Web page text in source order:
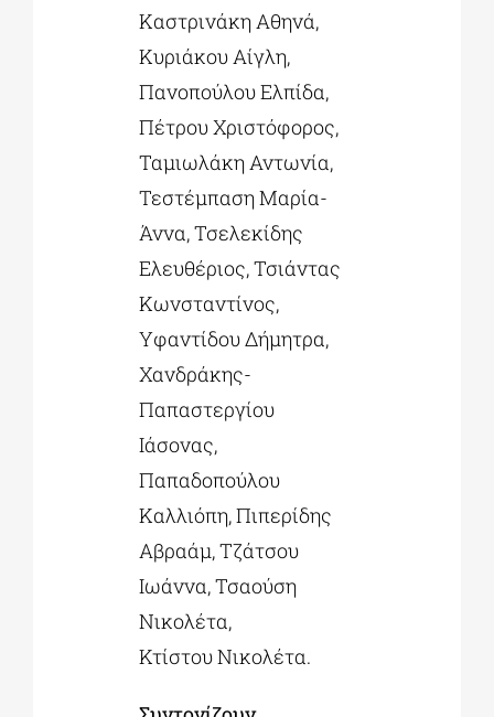
Καστρινάκη Αθηνά,
Κυριάκου Αίγλη,
Πανοπούλου Ελπίδα,
Πέτρου Χριστόφορος,
Ταμιωλάκη Αντωνία,
Τεστέμπαση Μαρία-
Άννα, Τσελεκίδης
Ελευθέριος, Τσιάντας
Κωνσταντίνος,
Υφαντίδου Δήμητρα,
Χανδράκης-
Παπαστεργίου
Ιάσονας,
Παπαδοπούλου
Καλλιόπη, Πιπερίδης
Αβραάμ, Τζάτσου
Ιωάννα, Τσαούση
Νικολέτα,
Κτίστου Νικολέτα.